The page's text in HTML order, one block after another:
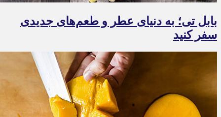
بابل تی؛ به دنیای عطر و طعم‌های جدیدی
سفر کنید